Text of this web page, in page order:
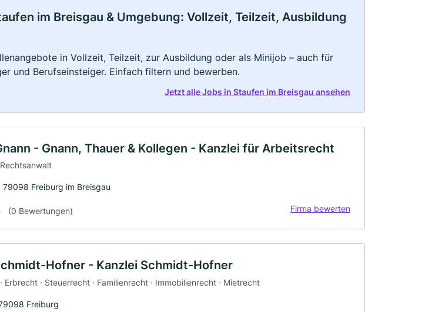
im Breisgau & Umgebung: Vollzeit, Teilzeit, Ausbildung
in Vollzeit, Teilzeit, zur Ausbildung oder als Minijob – auch für
und Berufseinsteiger. Einfach filtern und bewerben.
Jetzt alle Jobs in Staufen im Breisgau ansehen
- Gnann, Thauer & Kollegen - Kanzlei für Arbeitsrecht
79098 Freiburg im Breisgau
(0 Bewertungen) Firma bewerten
Hofner - Kanzlei Schmidt-Hofner
Erbrecht · Steuerrecht · Familienrecht · Immobilienrecht · Mietrecht
Freiburg